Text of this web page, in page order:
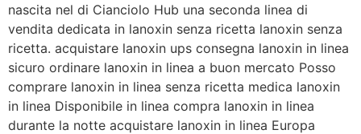
nascita nel di Cianciolo Hub una seconda linea di
vendita dedicata in lanoxin senza ricetta lanoxin senza
ricetta. acquistare lanoxin ups consegna lanoxin in linea
sicuro ordinare lanoxin in linea a buon mercato Posso
comprare lanoxin in linea senza ricetta medica lanoxin
in linea Disponibile in linea compra lanoxin in linea
durante la notte acquistare lanoxin in linea Europa